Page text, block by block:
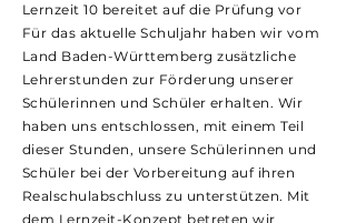
Lernzeit 10 bereitet auf die Prüfung vor
Für das aktuelle Schuljahr haben wir vom
Land Baden-Württemberg zusätzliche
Lehrerstunden zur Förderung unserer
Schülerinnen und Schüler erhalten. Wir
haben uns entschlossen, mit einem Teil
dieser Stunden, unsere Schülerinnen und
Schüler bei der Vorbereitung auf ihren
Realschulabschluss zu unterstützen. Mit
dem Lernzeit-Konzept betreten wir